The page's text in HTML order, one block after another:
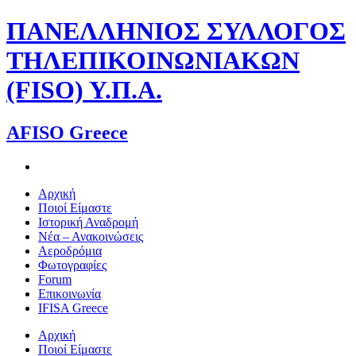
Skip
to
content
ΠΑΝΕΛΛΗΝΙΟΣ ΣΥΛΛΟΓΟΣ
ΤΗΛΕΠΙΚΟΙΝΩΝΙΑΚΩΝ
(FISO) Υ.Π.Α.
AFISO Greece
Αρχική
Ποιοί Είμαστε
Ιστορική Αναδρομή
Νέα – Ανακοινώσεις
Αεροδρόμια
Φωτογραφίες
Forum
Επικοινωνία
IFISA Greece
Αρχική
Ποιοί Είμαστε